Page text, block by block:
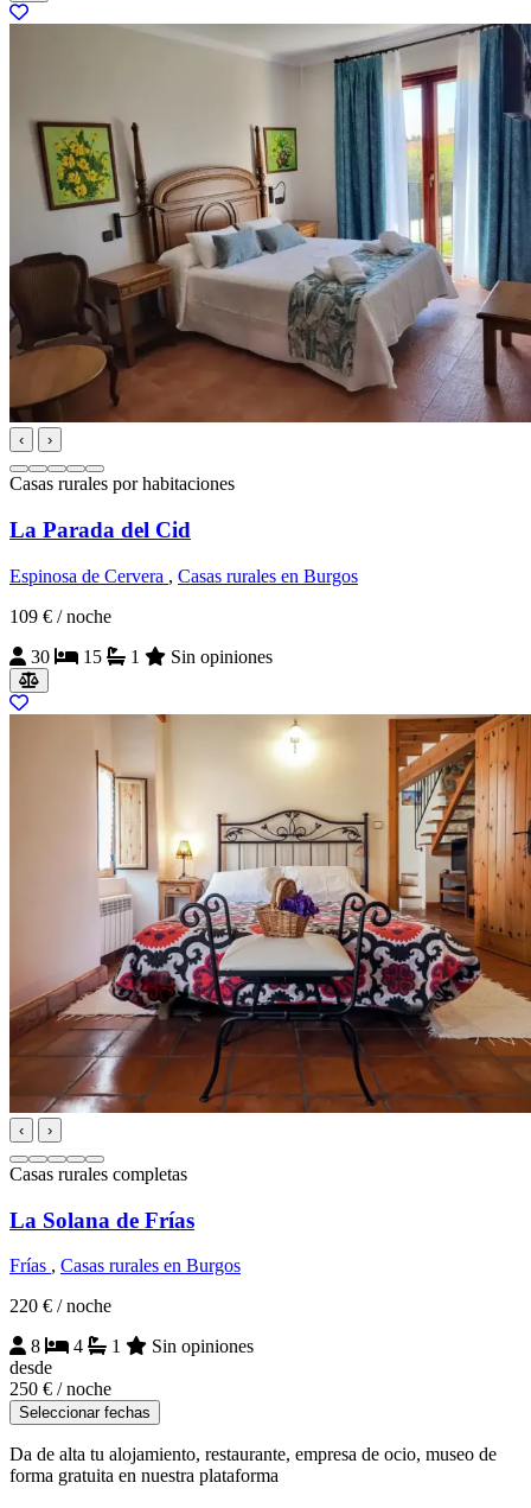
‹ ›
Casas rurales por habitaciones
La Parada del Cid
Espinosa de Cervera , Casas rurales en Burgos
109 € / noche
30
15 1 Sin opiniones
‹ ›
Casas rurales completas
La Solana de Frías
Frías , Casas rurales en Burgos
220 € / noche
8
4 1
Sin opiniones
desde
250 € / noche
Seleccionar fechas
Da de alta tu alojamiento, restaurante, empresa de ocio, museo de
forma gratuita en nuestra plataforma